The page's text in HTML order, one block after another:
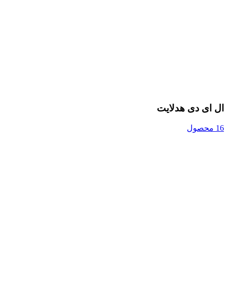
ال ای دی هدلایت
16 محصول